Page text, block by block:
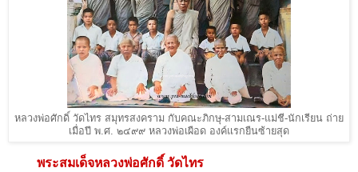
หลวงพ่อศักดิ์ วัดไทร สมุทรสงคราม กับคณะภิกษุ-สามเณร-แม่ชี-นักเรียน ถ่าย
เมื่อปี พ.ศ. ๒๔๙๙ หลวงพ่อเผือด องค์แรกยืนซ้ายสุด
พระสมเด็จหลวงพ่อศักดิ์ วัดไทร